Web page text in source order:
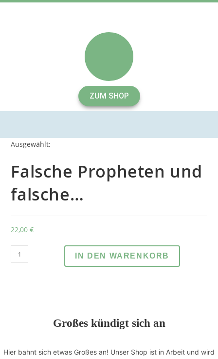
ZUM SHOP
Ausgewählt:
Falsche Propheten und
falsche…
22,00€
IN DEN WARENKORB
Großes kündigt sich an
Hier bahnt sich etwas Großes an! Unser Shop ist in Arbeit und wird